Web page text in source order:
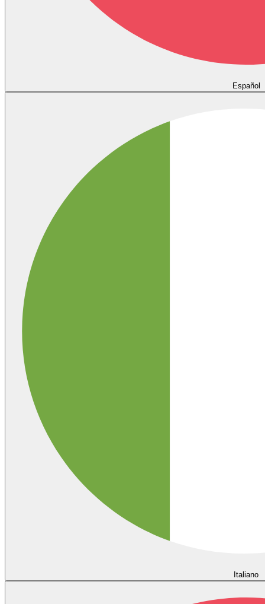
Español
Italiano